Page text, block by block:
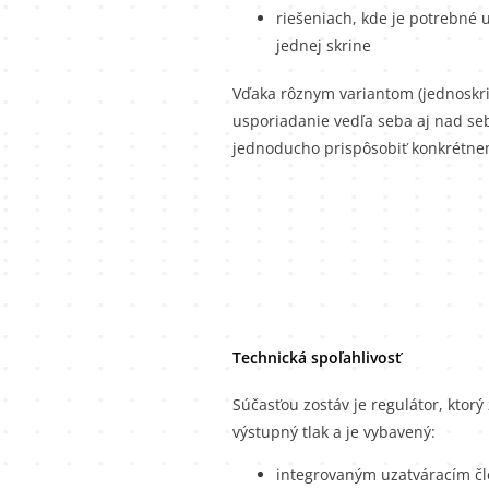
riešeniach, kde je potrebné
jednej skrine
Vďaka rôznym variantom
usporiadanie vedľa seba aj nad
jednoducho prispôsobiť
Technická spoľahlivosť
Súčasťou zostáv je regulátor,
výstupný tlak a je vybavený:
integrovaným uzatváracím